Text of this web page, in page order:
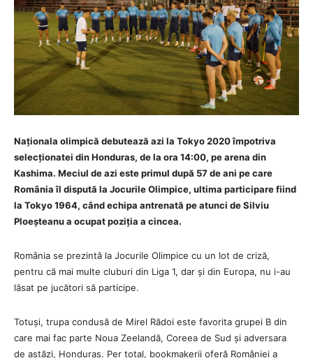
Naționala olimpică debutează azi la Tokyo 2020 împotriva
selecționatei din Honduras, de la ora 14:00, pe arena din
Kashima. Meciul de azi este primul după 57 de ani pe care
România îl dispută la Jocurile Olimpice, ultima participare fiind
la Tokyo 1964, când echipa antrenată pe atunci de Silviu
Ploeșteanu a ocupat poziția a cincea.
România se prezintă la Jocurile Olimpice cu un lot de criză,
pentru că mai multe cluburi din Liga 1, dar și din Europa, nu i-au
lăsat pe jucători să participe.
Totuși, trupa condusă de Mirel Rădoi este favorita grupei B din
care mai fac parte Noua Zeelandă, Coreea de Sud și adversara
de astăzi, Honduras. Per total, bookmakerii oferă României a